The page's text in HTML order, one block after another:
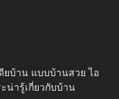
ยบ้าน แบบบ้านสวย ไอ
น่ารู้เกี่ยวกับบ้าน